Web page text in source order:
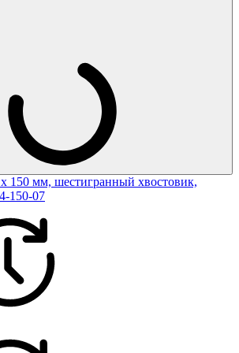
150 мм, шестигранный хвостовик,
150-07